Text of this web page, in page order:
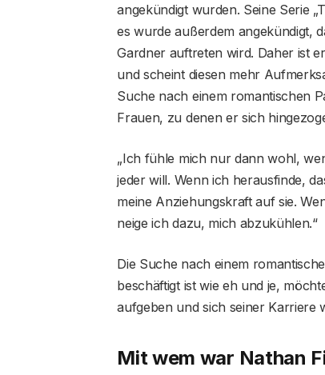
angekündigt wurden. Seine Serie
es wurde außerdem angekündigt,
Gardner auftreten wird. Daher ist
und scheint diesen mehr
Suche nach einem romantischen
Frauen, zu denen er sich
„Ich fühle mich nur dann wohl,
jeder will. Wenn ich herausfinde,
meine Anziehungskraft auf sie.
neige ich dazu, mich abzukühlen.“
Die Suche nach einem
beschäftigt ist wie eh und je,
aufgeben und sich seiner Karriere
Mit wem war Nathan